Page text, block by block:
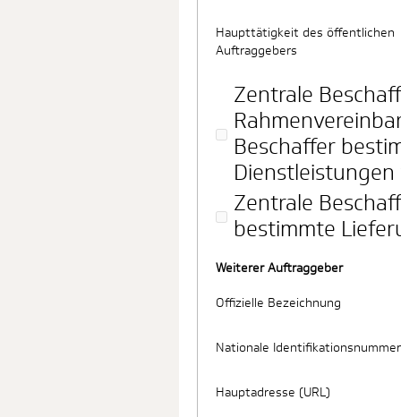
Haupttätigkeit des öffentlichen
Auftraggebers
Zentrale
Beschaffer
Zentrale
bestimmte
Weiterer Auftraggeber
Offizielle Bezeichnung
Nationale Identifikationsnummer
Hauptadresse (URL)